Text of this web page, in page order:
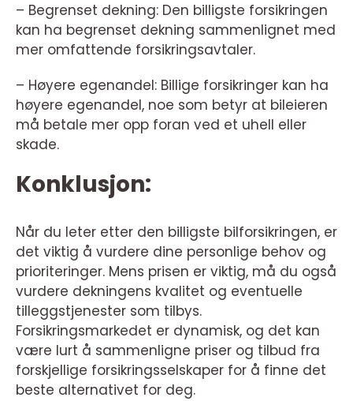
– Begrenset dekning: Den billigste forsikringen
kan ha begrenset dekning sammenlignet med
mer omfattende forsikringsavtaler.
– Høyere egenandel: Billige forsikringer kan ha
høyere egenandel, noe som betyr at bileieren
må betale mer opp foran ved et uhell eller
skade.
Konklusjon:
Når du leter etter den billigste bilforsikringen, er
det viktig å vurdere dine personlige behov og
prioriteringer. Mens prisen er viktig, må du også
vurdere dekningens kvalitet og eventuelle
tilleggstjenester som tilbys.
Forsikringsmarkedet er dynamisk, og det kan
være lurt å sammenligne priser og tilbud fra
forskjellige forsikringsselskaper for å finne det
beste alternativet for deg.